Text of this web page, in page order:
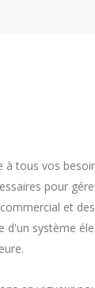
tous vos
pour
et
système